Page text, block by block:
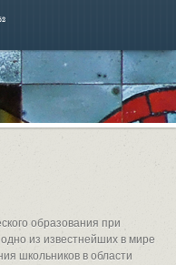
образования при
из известнейших в мире
школьников в области